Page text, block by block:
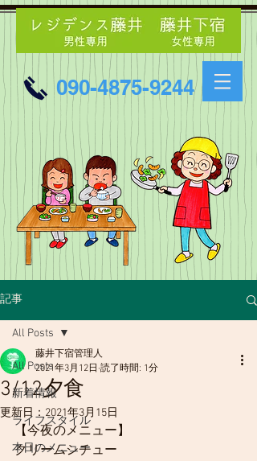
090-4875-9244
記事
All Posts
新着情報
ライフスタイル
本日のメニュー
All Posts
3/12夕食
藤井下宿管理人
2021年3月12日 読了時間: 1分
更新日：2021年3月15日
【今夜のメニュー】
クリームシチュー